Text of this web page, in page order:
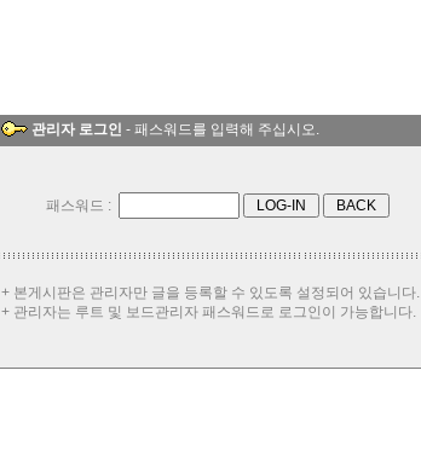
관리자 로그인 - 패스워드를 입력해 주십시오.
패스워드 :
+ 본게시판은 관리자만 글을 등록할 수 있도록 설정되어 있습니다.
+ 관리자는 루트 및 보드관리자 패스워드로 로그인이 가능합니다.